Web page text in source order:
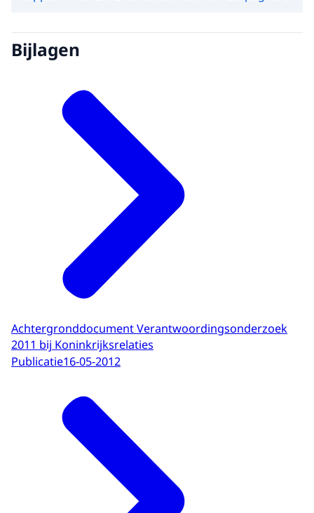
Bijlagen
Achtergronddocument Verantwoordingsonderzoek
2011 bij Koninkrijksrelaties
Publicatie16-05-2012